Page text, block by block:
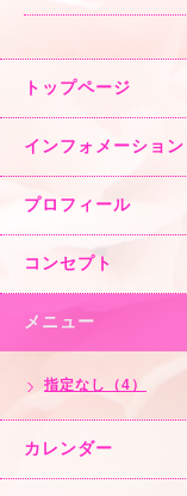
トップページ
インフォメーション
プロフィール
コンセプト
メニュー
指定なし（4）
カレンダー